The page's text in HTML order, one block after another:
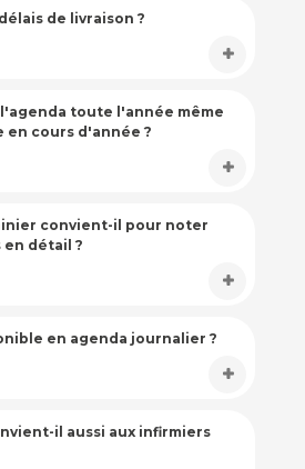
de livraison ?
toute l'année même
en cours d'année ?
convient-il pour noter
en détail ?
en agenda journalier ?
il aussi aux infirmiers